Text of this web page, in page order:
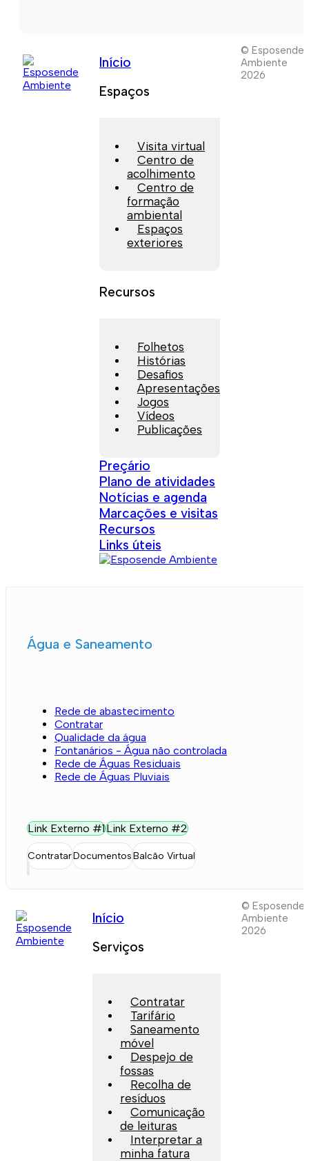
Início
Espaços
Visita virtual
Centro de
acolhimento
Centro de
formação
ambiental
Espaços
exteriores
Recursos
Folhetos
Histórias
Desafios
Apresentações
Jogos
Vídeos
Publicações
Preçário
Plano de atividades
Notícias e agenda
Marcações e visitas
Recursos
Links úteis
© Esposende
Ambiente
2026
Água e Saneamento
Rede de abastecimento
Contratar
Qualidade da água
Fontanários - Água não controlada
Rede de Águas Residuais
Rede de Águas Pluviais
Link Externo #1Link Externo #2
ContratarDocumentosBalcão Virtual
Início
Serviços
Contratar
Tarifário
Saneamento
móvel
Despejo de
fossas
Recolha de
resíduos
Comunicação
de leituras
Interpretar a
minha fatura
© Esposende
Ambiente
2026